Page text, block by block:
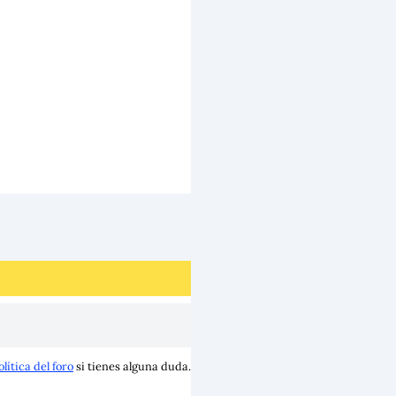
del forosi tienes alguna duda.